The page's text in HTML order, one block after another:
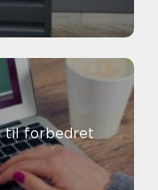
til forbedret